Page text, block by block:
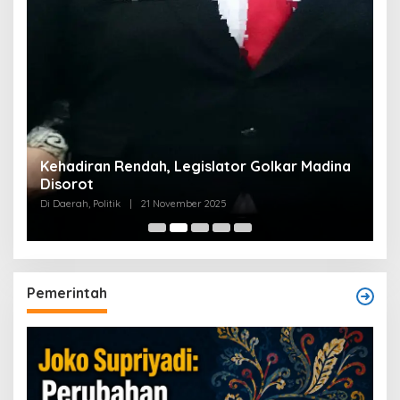
Kehadiran Rendah, Legislator Golkar Madina
Disorot
Di Daerah, Politik | 21 November 2025
Pemerintah